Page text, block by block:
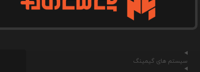
سیستم های گیمینگ